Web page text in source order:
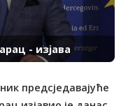
- изјава
предсједавајуће